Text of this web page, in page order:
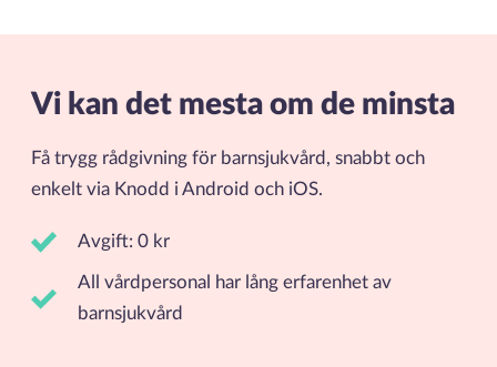
Vi kan det mesta om de minsta
Få trygg rådgivning för barnsjukvård, snabbt och
enkelt via Knodd i Android och iOS.
Avgift: 0 kr
All vårdpersonal har lång erfarenhet av
barnsjukvård